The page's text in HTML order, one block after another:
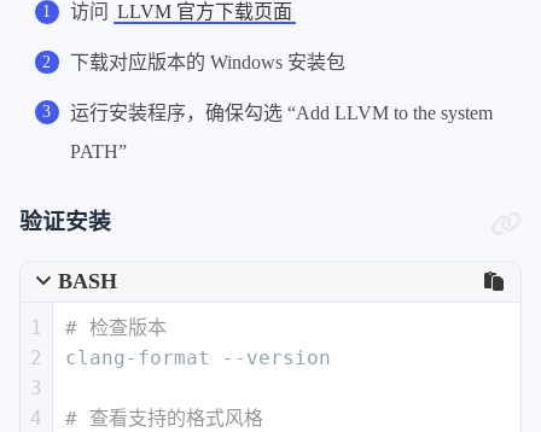
访问 LLVM 官方下载页面
下载对应版本的 Windows 安装包
运行安装程序，确保勾选 “Add LLVM to the system
PATH”
验证安装
BASH
1
2
3
4
# 检查版本
clang-format --version
# 查看支持的格式风格